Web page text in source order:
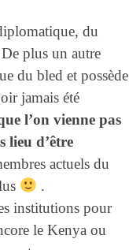
du
plus un autre
du bled et possède
jamais été
l’on vienne pas
lieu d’être
actuels du
.
institutions pour
le Kenya ou